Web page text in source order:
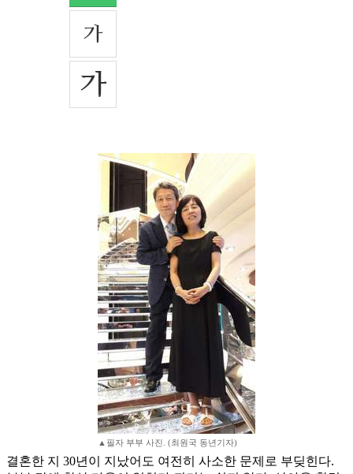
▲필자 부부 사진. (최원국 동년기자)
결혼한 지 30년이 지났어도 여전히 사소한 문제로 부딪힌다.